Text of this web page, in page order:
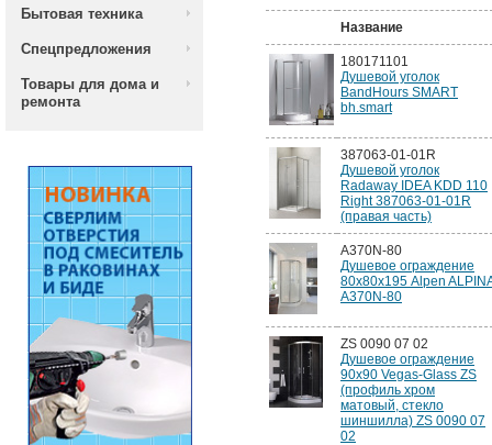
Бытовая техника
Спецпредложения
Товары для дома и
ремонта
Название
180171101
Душевой уголок
BandHours SMART
bh.smart
387063-01-01R
Душевой уголок
Radaway IDEA KDD 110
Right 387063-01-01R
(правая часть)
A370N-80
Душевое ограждение
80x80х195 Alpen
A370N-80
ZS 0090 07 02
Душевое ограждение
90x90 Vegas-Glass ZS
(профиль хром
матовый, стекло
шиншилла) ZS 0090 07
02